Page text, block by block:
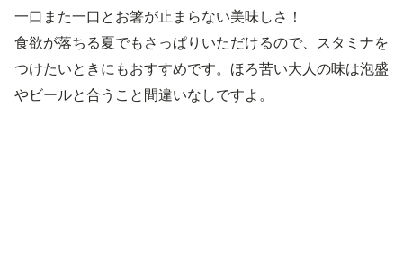
一口また一口とお箸が止まらない美味しさ！
食欲が落ちる夏でもさっぱりいただけるので、スタミナを
つけたいときにもおすすめです。ほろ苦い大人の味は泡盛
やビールと合うこと間違いなしですよ。